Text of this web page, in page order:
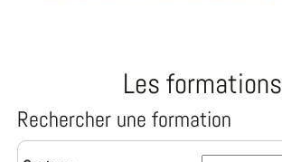
Les formations
Rechercher une formation